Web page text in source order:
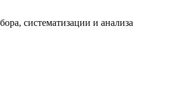
систематизации и анализа